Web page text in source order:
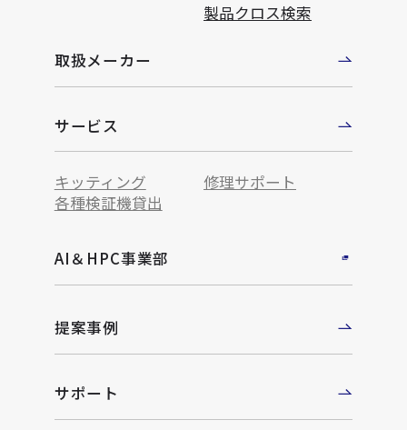
製品クロス検索
取扱メーカー
サービス
キッティング
修理サポート
各種検証機貸出
AI＆HPC事業部
提案事例
サポート